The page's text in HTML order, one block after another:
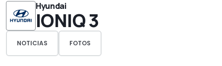
Hyundai
IONIQ 3
NOTICIAS FOTOS